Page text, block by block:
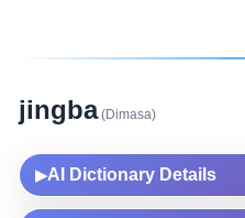
jingba(Dimasa)
▶AI Dictionary Details